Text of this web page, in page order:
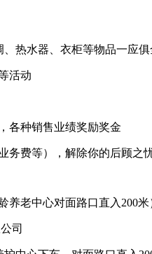
热水器、衣柜等物品一应
活动
各种销售业绩奖励奖金
务费等），解除你的后顾之
老中心对面路口直入200米
司